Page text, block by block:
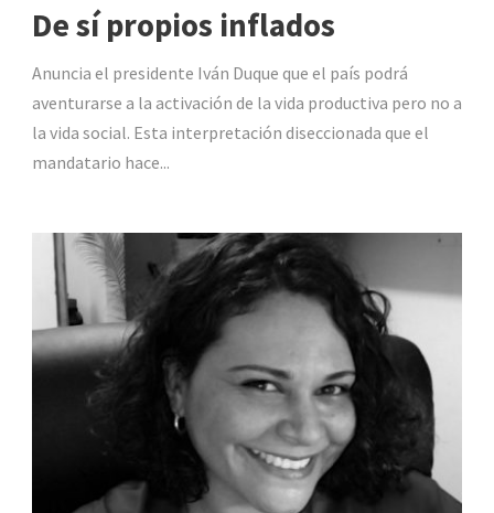
De sí propios inflados
Anuncia el presidente Iván Duque que el país podrá
aventurarse a la activación de la vida productiva pero no a
la vida social. Esta interpretación diseccionada que el
mandatario hace...